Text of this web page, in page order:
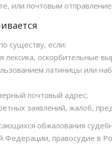
или почтовым
существу, если:
оскорбительные
латиницы или
почтовый адрес;
заявлений, жалоб,
обжалования
Федерации, правосудие в